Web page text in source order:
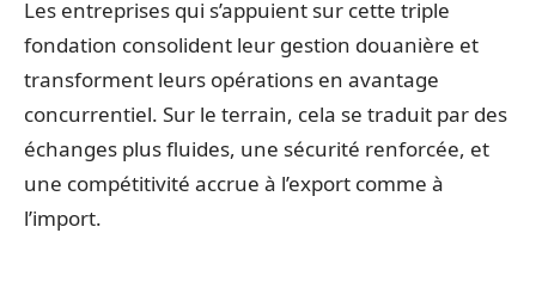
Les entreprises qui s’appuient sur cette triple
fondation consolident leur gestion douanière et
transforment leurs opérations en avantage
concurrentiel. Sur le terrain, cela se traduit par des
échanges plus fluides, une sécurité renforcée, et
une compétitivité accrue à l’export comme à
l’import.